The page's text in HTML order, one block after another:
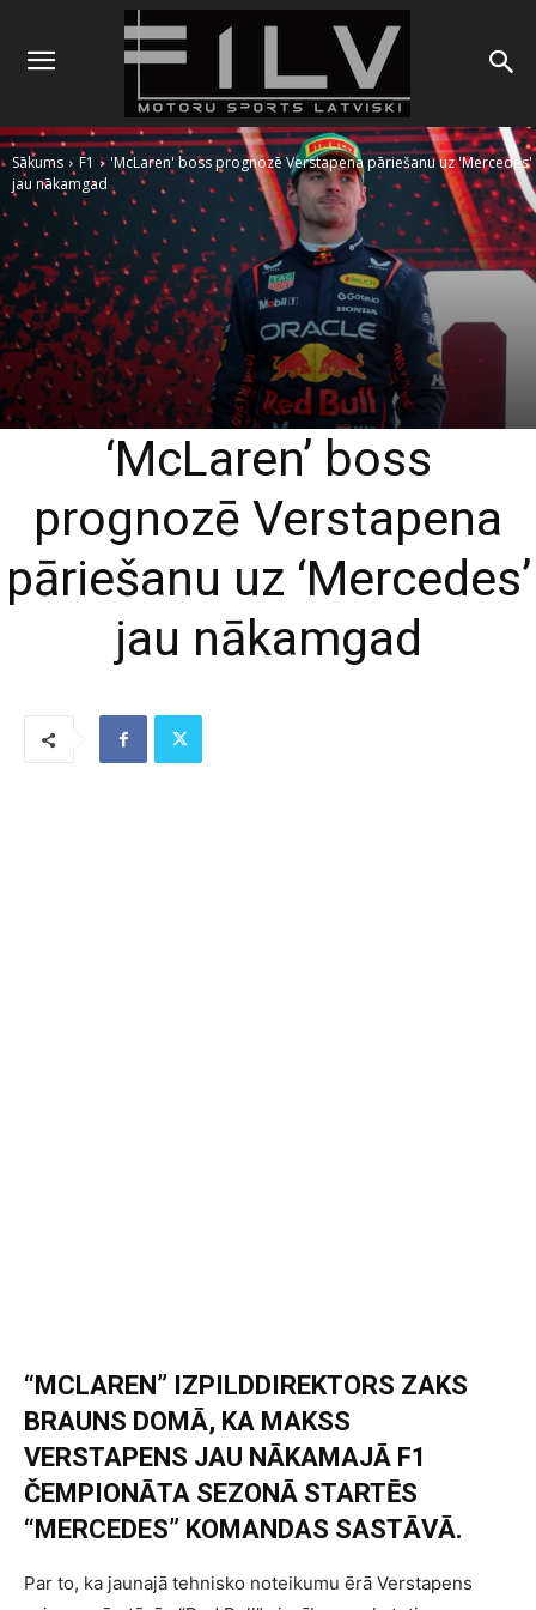
Sākums F1
'McLaren' boss prognozē Verstapena pāriešanu uz 'Mercedes'
jau nākamgad
‘McLaren’ boss
prognozē Verstapena
pāriešanu uz ‘Mercedes’
jau nākamgad
“MCLAREN” IZPILDDIREKTORS ZAKS
BRAUNS DOMĀ, KA MAKSS
VERSTAPENS JAU NĀKAMAJĀ F1
ČEMPIONĀTA SEZONĀ STARTĒS
“MERCEDES” KOMANDAS SASTĀVĀ.
Par to, ka jaunajā tehnisko noteikumu ērā Verstapens